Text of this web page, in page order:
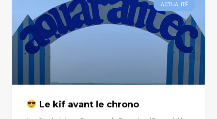
ACTUALITÉ
Le kif avant le chrono